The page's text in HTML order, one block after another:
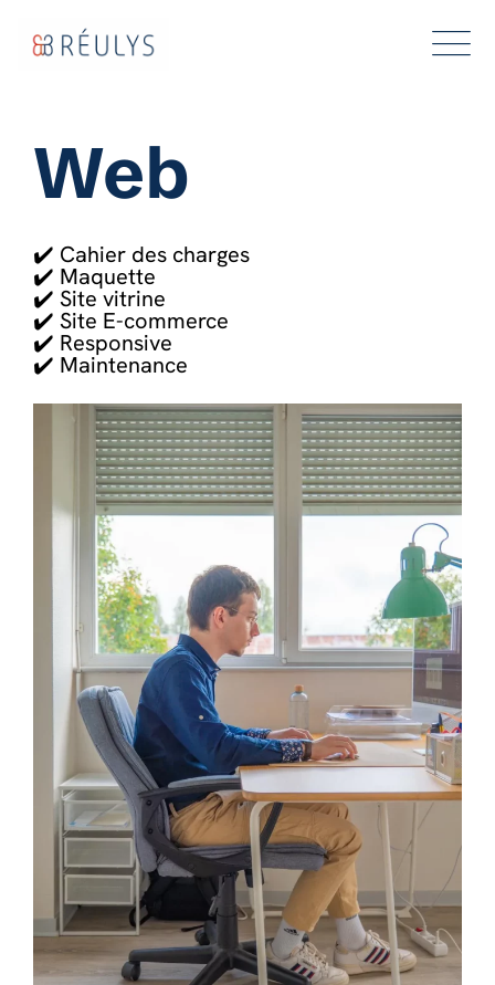
Web
✔️ Cahier des charges
✔️ Maquette
✔️ Site vitrine
✔️ Site E-commerce
✔️ Responsive
✔️ Maintenance